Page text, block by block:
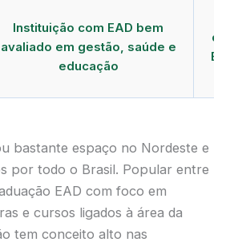
Instituição com EAD bem
avaliado em gestão, saúde e
educação
bastante espaço no Nordeste e
por todo o Brasil. Popular entre
EAD com foco em
e cursos ligados à área da
tem conceito alto nas